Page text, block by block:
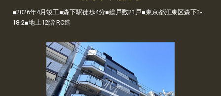
■2026年4月竣工■森下駅徒歩4分■総戸数21戸■東京都江東区森下1-
18-2■地上12階 RC造